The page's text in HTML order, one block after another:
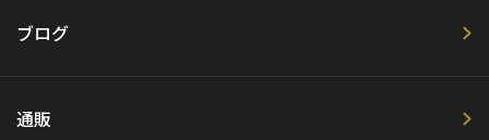
ブログ
通販